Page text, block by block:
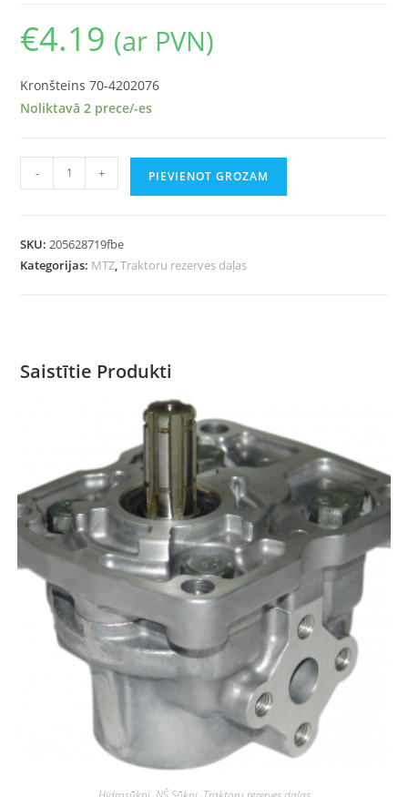
€4.19 (ar PVN)
Kronšteins 70-4202076
Noliktavā 2 prece/-es
- + PIEVIENOT GROZAM
SKU:205628719fbe
Kategorijas: MTZ,Traktoru rezerves daļas
Saistītie Produkti